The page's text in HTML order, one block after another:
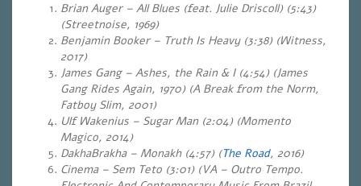
Brian Auger – All Blues (feat. Julie Driscoll) (5:43)
(Streetnoise, 1969)
Benjamin Booker – Truth Is Heavy (3:38) (Witness,
2017)
James Gang – Ashes, the Rain & I (4:54) (James
Gang Rides Again, 1970) (A Break from the Norm,
Fatboy Slim, 2001)
Ulf Wakenius – Sugar Man (2:04) (Momento
Magico, 2014)
DakhaBrakha – Monakh (4:57) (The Road, 2016)
Cinema – Sem Teto (3:01) (VA – Outro Tempo.